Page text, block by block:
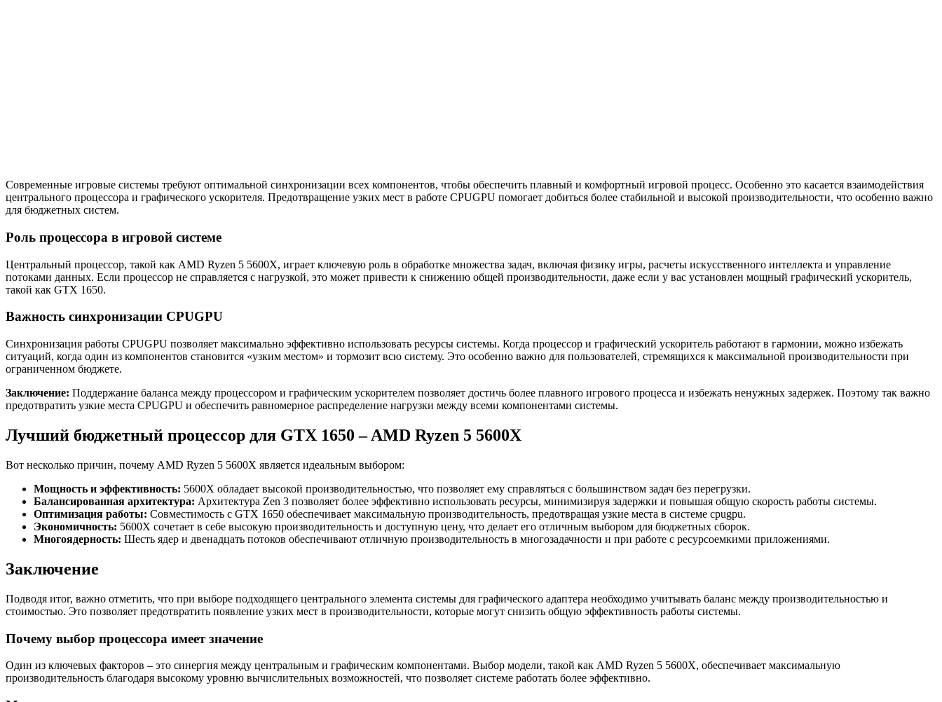
Современные игровые системы требуют оптимальной синхронизации всех компонентов, чтобы обеспечить плавный и комфортный игровой процесс. Особенно это касается взаимодействия
центрального процессора и графического ускорителя. Предотвращение узких мест в работе CPUGPU помогает добиться более стабильной и высокой производительности, что особенно важно
для бюджетных систем.
Роль процессора в игровой системе
Центральный процессор, такой как AMD Ryzen 5 5600X, играет ключевую роль в обработке множества задач, включая физику игры, расчеты искусственного интеллекта и управление
потоками данных. Если процессор не справляется с нагрузкой, это может привести к снижению общей производительности, даже если у вас установлен мощный графический ускоритель,
такой как GTX 1650.
Важность синхронизации CPUGPU
Синхронизация работы CPUGPU позволяет максимально эффективно использовать ресурсы системы. Когда процессор и графический ускоритель работают в гармонии, можно избежать
ситуаций, когда один из компонентов становится «узким местом» и тормозит всю систему. Это особенно важно для пользователей, стремящихся к максимальной производительности при
ограниченном бюджете.
Заключение: Поддержание баланса между процессором и графическим ускорителем позволяет достичь более плавного игрового процесса и избежать ненужных задержек. Поэтому так важно
предотвратить узкие места CPUGPU и обеспечить равномерное распределение нагрузки между всеми компонентами системы.
Лучший бюджетный процессор для GTX 1650 – AMD Ryzen 5 5600X
Вот несколько причин, почему AMD Ryzen 5 5600X является идеальным выбором:
Мощность и эффективность: 5600X обладает высокой производительностью, что позволяет ему справляться с большинством задач без перегрузки.
Балансированная архитектура: Архитектура Zen 3 позволяет более эффективно использовать ресурсы, минимизируя задержки и повышая общую скорость работы системы.
Оптимизация работы: Совместимость с GTX 1650 обеспечивает максимальную производительность, предотвращая узкие места в системе cpugpu.
Экономичность: 5600X сочетает в себе высокую производительность и доступную цену, что делает его отличным выбором для бюджетных сборок.
Многоядерность: Шесть ядер и двенадцать потоков обеспечивают отличную производительность в многозадачности и при работе с ресурсоемкими приложениями.
Заключение
Подводя итог, важно отметить, что при выборе подходящего центрального элемента системы для графического адаптера необходимо учитывать баланс между производительностью и
стоимостью. Это позволяет предотвратить появление узких мест в производительности, которые могут снизить общую эффективность работы системы.
Почему выбор процессора имеет значение
Один из ключевых факторов – это синергия между центральным и графическим компонентами. Выбор модели, такой как AMD Ryzen 5 5600X, обеспечивает максимальную
производительность благодаря высокому уровню вычислительных возможностей, что позволяет системе работать более эффективно.